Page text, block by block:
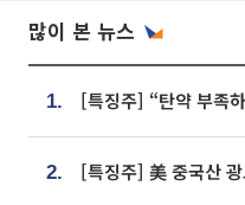
많이 본 뉴스
1.
2.